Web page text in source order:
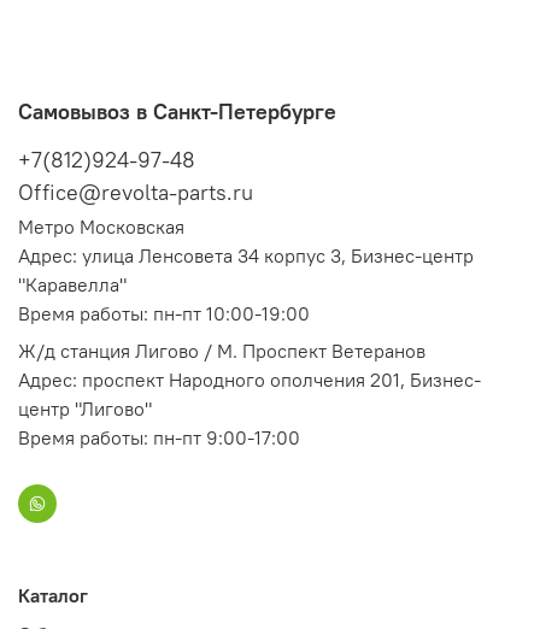
Самовывоз в Санкт-Петербурге
+7(812)924-97-48
Office@revolta-parts.ru
Метро Московская
Адрес: улица Ленсовета 34 корпус 3, Бизнес-центр
"Каравелла"
Время работы: пн-пт 10:00-19:00
Ж/д станция Лигово / М. Проспект Ветеранов
Адрес: проспект Народного ополчения 201, Бизнес-
центр "Лигово"
Время работы: пн-пт 9:00-17:00
Каталог